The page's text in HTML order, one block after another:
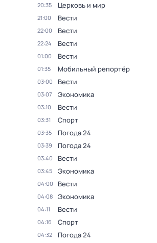
20:35 Церковь и мир
21:00 Вести
22:00 Вести
22:24 Вести
01:00 Вести
01:35 Мобильный репортёр
03:00 Вести
03:07 Экономика
03:10 Вести
03:31 Спорт
03:35 Погода 24
03:39 Погода 24
03:40 Вести
03:45 Экономика
04:00 Вести
04:08 Экономика
04:11 Вести
04:16 Спорт
04:32 Погода 24